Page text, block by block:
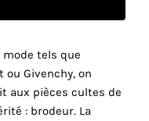
tels que
ou Givenchy, on
aux pièces cultes de
: brodeur. La